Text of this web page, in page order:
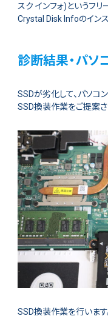
スク インフォ)というフリ
Crystal Disk Infoのイン
診断結果・パソ
SSDが劣化して、パソコ
SSD換装作業をご提案さ
SSD換装作業を行います